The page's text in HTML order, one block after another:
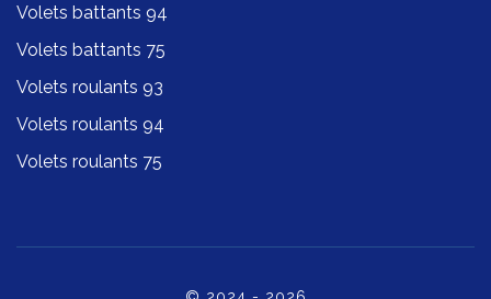
Volets battants 94
Volets battants 75
Volets roulants 93
Volets roulants 94
Volets roulants 75